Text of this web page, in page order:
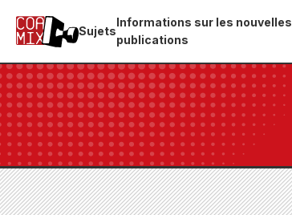
Sujets
Informations sur les nouvelles
publications